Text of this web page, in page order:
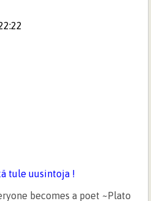
tule uusintoja !
becomes a poet ~Plato